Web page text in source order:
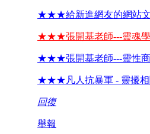
★★★給新進網友的網站
★★★張開基老師---靈魂
★★★張開基老師---靈性
★★★凡人抗暴軍 - 靈擾
回復
舉報